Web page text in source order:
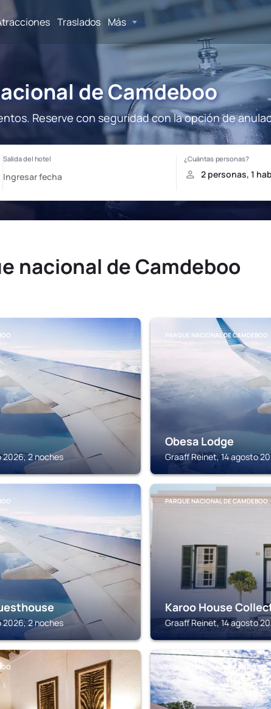
Traslados Más
de Camdeboo
Reserve con seguridad con la opción de
nacional de Camdeboo
2026, 2 noches
PARQUE NACIONAL DE CAMDEBOO
Obesa Lodge
Graaff Reinet, 14 agosto
2026, 2 noches
PARQUE NACIONAL DE CAMDEBOO
Karoo House
Graaff Reinet, 14 agosto
PARQUE NACIONAL DE CAMDEBOO